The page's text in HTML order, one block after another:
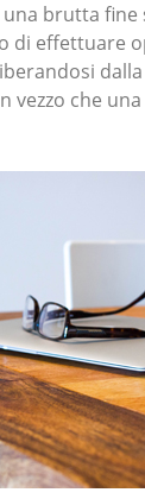
brutta fine
di effettuare
che una